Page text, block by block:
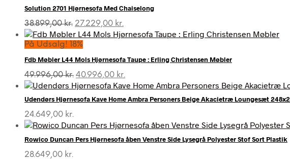
Solution 2701 Hjørnesofa Med Chaiselong
38.899,00kr. Den
oprindelige
pris
38.899,00 kr..
27.229,00 kr.
aktuelle
27.229,00 kr..
På Udsalg! 18%
Fdb Møbler L44 Mols Hjørnesofa Taupe : Erling Christensen Møbler
49.996,00kr. Den
oprindelige
var:
40.996,00 kr.
aktuelle
er:
Udendørs Hjørnesofa Kave Home Ambra Personers Beige Akacietræ Loungesæt
24.649,00 kr.
Rowico Duncan Pers Hjørnesofa åben Venstre Side Lysegrå Polyester Stof Sort Plastik
28.649,00 kr.